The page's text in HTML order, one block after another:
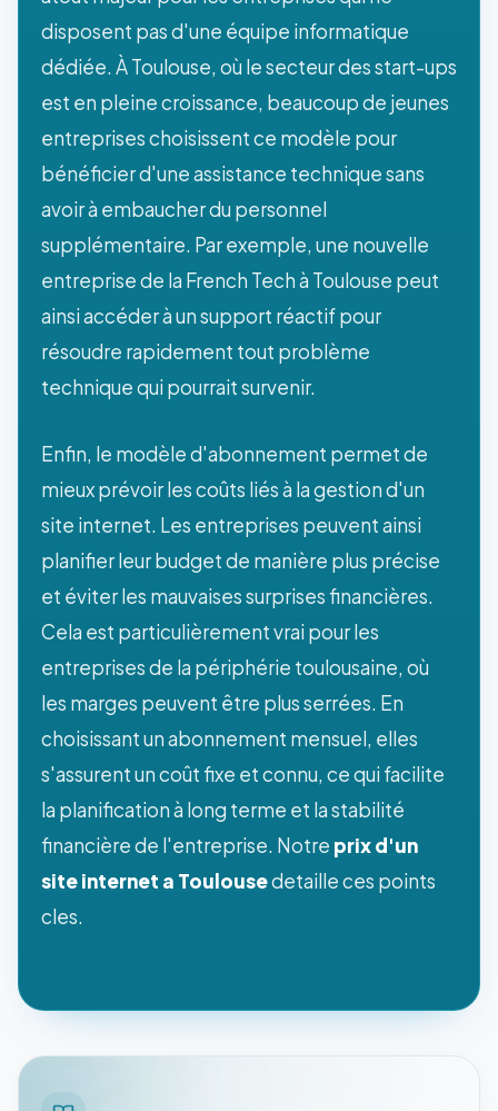
disposent pas d'une équipe informatique
dédiée. À Toulouse, où le secteur des start-ups
est en pleine croissance, beaucoup de jeunes
entreprises choisissent ce modèle pour
bénéficier d'une assistance technique sans
avoir à embaucher du personnel
supplémentaire. Par exemple, une nouvelle
entreprise de la French Tech à Toulouse peut
ainsi accéder à un support réactif pour
résoudre rapidement tout problème
technique qui pourrait survenir.
Enfin, le modèle d'abonnement permet de
mieux prévoir les coûts liés à la gestion d'un
site internet. Les entreprises peuvent ainsi
planifier leur budget de manière plus précise
et éviter les mauvaises surprises financières.
Cela est particulièrement vrai pour les
entreprises de la périphérie toulousaine, où
les marges peuvent être plus serrées. En
choisissant un abonnement mensuel, elles
s'assurent un coût fixe et connu, ce qui facilite
la planification à long terme et la stabilité
financière de l'entreprise. Notre prix d'un
site internet a Toulousedetaille ces points
cles.